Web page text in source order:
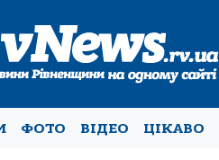
ФОТО ВІДЕО ЦІКАВО